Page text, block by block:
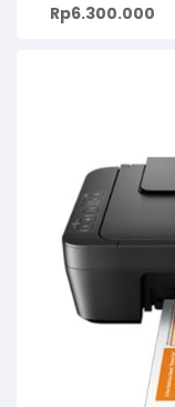
Rp6.300.000